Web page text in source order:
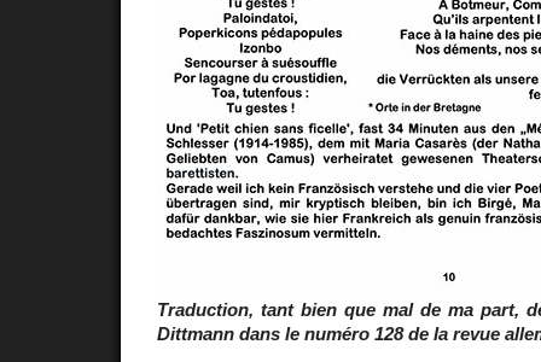
Traduction, tant bien que mal de ma part,
Dittmann dans le numéro 128 de la revue